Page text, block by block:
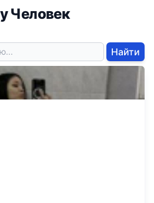
Человек
Найти